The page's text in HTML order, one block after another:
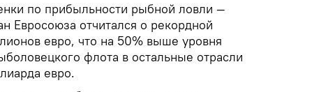
по прибыльности рыбной ловли —
Евросоюза отчитался о рекордной
евро, что на 50% выше уровня
флота в остальные отрасли
евро.